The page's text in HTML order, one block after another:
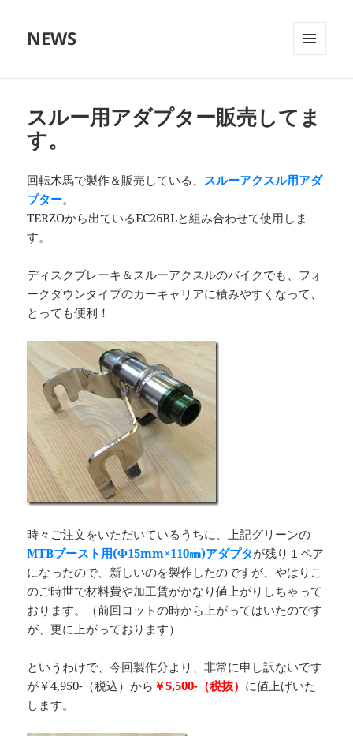
NEWS
スルー用アダプター販売してま
す。
回転木馬で製作＆販売している、 スルーアクスル用アダ
プター。
TERZOから出ているEC26BLと組み合わせて使用しま
す。
ディスクブレーキ＆スルーアクスルのバイクでも、フォ
ークダウンタイプのカーキャリアに積みやすくなって、
とっても便利！
時々ご注文をいただいているうちに、上記グリーンの
MTBブースト用(Φ15mm×110㎜)アダプタが残り１ペア
になったので、新しいのを製作したのですが、やはりこ
のご時世で材料費や加工賃がかなり値上がりしちゃって
おります。（前回ロットの時から上がってはいたのです
が、更に上がっております）
というわけで、今回製作分より、非常に申し訳ないです
が￥4,950-（税込）から ￥5,500-（税抜） に値上げいた
します。